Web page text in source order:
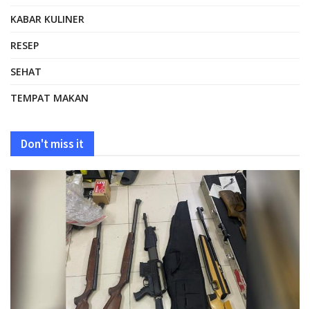
KABAR KULINER
RESEP
SEHAT
TEMPAT MAKAN
Don't miss it